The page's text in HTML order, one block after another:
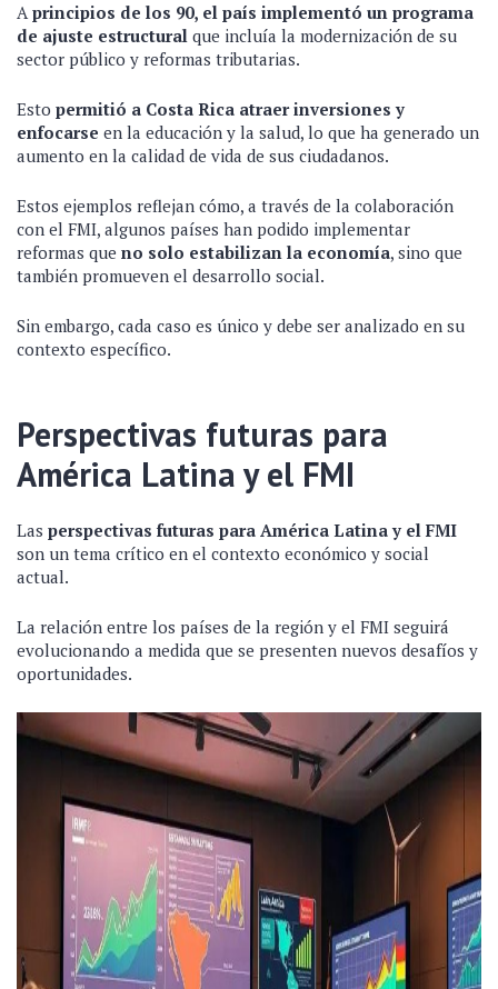
Aprincipios de los 90, el país implementó un programa
de ajuste estructural que incluía la modernización de su
sector público y reformas tributarias.
Esto permitió a Costa Rica atraer inversiones y
enfocarse en la educación y la salud, lo que ha generado un
aumento en la calidad de vida de sus ciudadanos.
Estos ejemplos reflejan cómo, a través de la colaboración
con el FMI, algunos países han podido implementar
reformas que no solo estabilizan la economía, sino que
también promueven el desarrollo social.
Sin embargo, cada caso es único y debe ser analizado en su
contexto específico.
Perspectivas futuras para
América Latina y el FMI
Las perspectivas futuras para América Latina y el FMI
son un tema crítico en el contexto económico y social
actual.
La relación entre los países de la región y el FMI seguirá
evolucionando a medida que se presenten nuevos desafíos y
oportunidades.